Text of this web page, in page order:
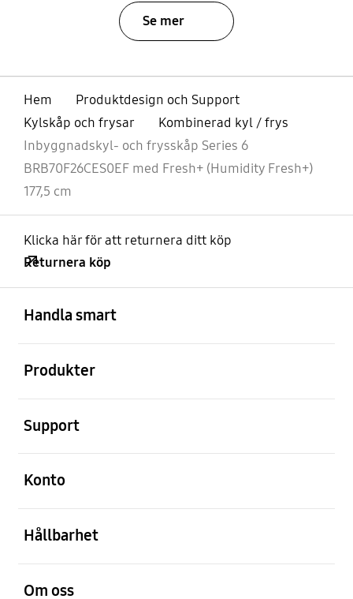
Se mer
Hem
Produktdesign och Support
Kylskåp och frysar
Kombinerad kyl / frys
Inbyggnadskyl- och frysskåp Series 6
BRB70F26CES0EF med Fresh+ (Humidity Fresh+)
177,5 cm
Klicka här för att returnera ditt köp
Returnera köp
Handla smart
Produkter
Support
Konto
Hållbarhet
Om oss